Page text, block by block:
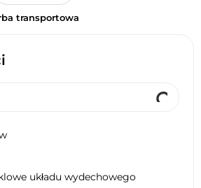
układu wydechowego
transportowa